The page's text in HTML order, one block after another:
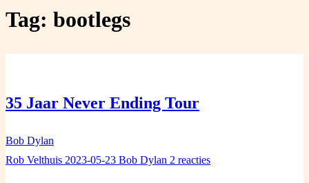
Tag: bootlegs
35 Jaar Never Ending Tour
Bob Dylan
Rob Velthuis 2023-05-23 Bob Dylan 2 reacties